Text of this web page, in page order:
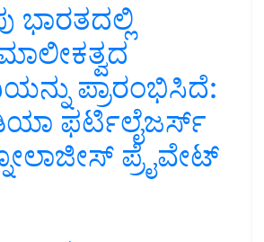
ಭಾರತದಲ್ಲಿ
ಪ್ರಾರಂಭಿಸಿದೆ:
ಫರ್ಟಿಲೈಜರ್ಸ್
ಪ್ರೈವೇಟ್